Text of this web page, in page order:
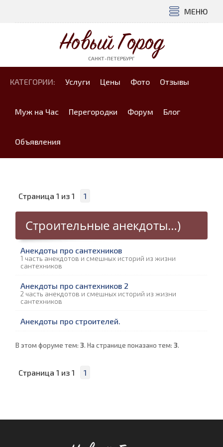
МЕНЮ
Новый Город
САНКТ-ПЕТЕРБУРГ
КАТЕГОРИИ: Услуги Цены Фото Отзывы
Муж на Час Перегородки Форум Блог
Объявления
Страница 1 из 1 1
Строительные анекдоты…)
Анекдоты про сантехников
1 часть анекдотов и смешных историй из жизни
сантехников
Анекдоты про сантехников 2
2 часть анекдотов и смешных историй из жизни
сантехников
Анекдоты про строителей.
В этом форуме тем: 3. На странице показано тем: 3.
Страница 1 из 1 1